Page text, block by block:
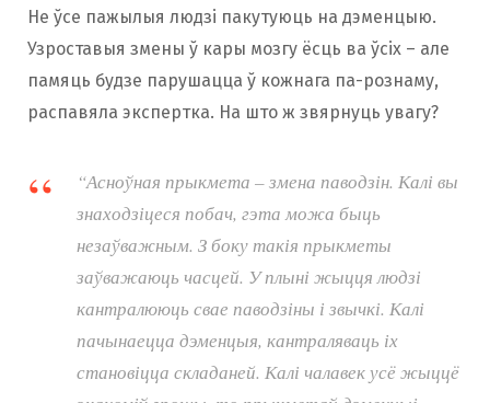
Не ўсе пажылыя людзі пакутуюць на дэменцыю.
Узроставыя змены ў кары мозгу ёсць ва ўсіх – але
памяць будзе парушацца ў кожнага па-рознаму,
распавяла экспертка. На што ж звярнуць увагу?
“Асноўная прыкмета – змена паводзін. Калі вы
знаходзіцеся побач, гэта можа быць
незаўважным. З боку такія прыкметы
заўважаюць часцей. У плыні жыцця людзі
кантралююць свае паводзіны і звычкі. Калі
пачынаецца дэменцыя, кантраляваць іх
становіцца складаней. Калі чалавек усё жыццё